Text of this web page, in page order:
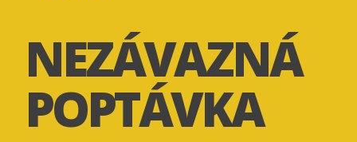
NEZÁVAZNÁ
POPTÁVKA